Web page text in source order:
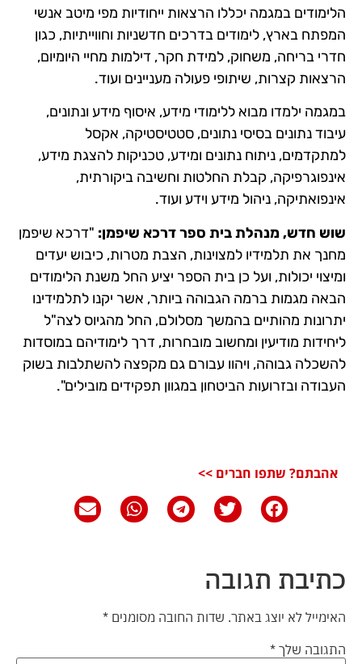
הלימודים במגמה יכללו הרצאות ייחודיות מפי מיטב אנשי
המפתח בארץ, לימודים בדרכים חדשניות וחווייתיות, כגון
חדרי בריחה, משחוק, למידת חקר, דילמות מחיי היומיום,
הרצאות קצרות, שיתופי פעולה מעניינים ועוד.
במגמה ילמדו מבוא ללימודי מידע, איסוף מידע ונתונים,
עיבוד נתונים בסיסי נתונים, סטטיסטיקה, אקסל
למתקדמים, ניתוח נתונים ומידע, טכניקות להצגת מידע,
אינפוגרפיקה, קבלת החלטות וחשיבה ביקורתית,
אינפואתיקה, ניהול מידע וידע ועוד.
שוש חדש, מנהלת בית ספר דרכא שיפמן: "דרכא שיפמן
מחנך את תלמידיו למצוינות, הצבת מטרות, כיבוש יעדים
ומיצוי יכולות, ועל כן בית הספר יציע החל משנת הלימודים
הבאה מגמות ברמה הגבוהה ביותר, אשר יקנו לתלמידינו
יתרונות מהותיים בהמשך מסלולם, החל מהגיוס לצה"ל
ליחידות מודיעין ומחשוב מובחרות, דרך לימודיהם במוסדות
להשכלה גבוהה, ויהוו עבורם גם מקפצה להשתלבות בשוק
העבודה ובזרועות הביטחון במגוון תפקידים מובילים".
אהבתם? שתפו חברים >>
כתיבת תגובה
האימייל לא יוצג באתר. שדות החובה מסומנים *
התגובה שלך *